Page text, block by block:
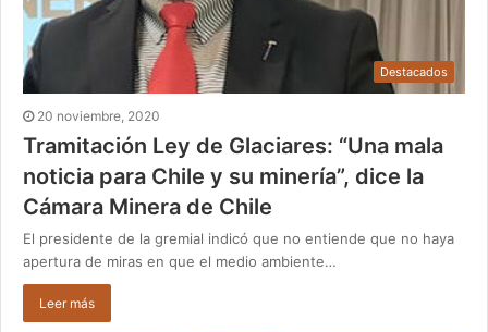
Destacados
20 noviembre, 2020
Tramitación Ley de Glaciares: “Una mala
noticia para Chile y su minería”, dice la
Cámara Minera de Chile
El presidente de la gremial indicó que no entiende que no haya
apertura de miras en que el medio ambiente…
Leer más